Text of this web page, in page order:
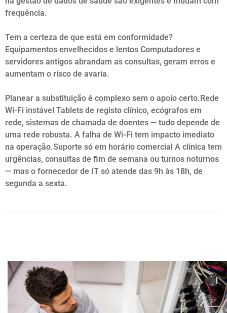
frequência.
Tem a certeza de que está em conformidade?
Equipamentos envelhecidos e lentos Computadores e
servidores antigos abrandam as consultas, geram erros e
aumentam o risco de avaria.
Planear a substituição é complexo sem o apoio certo.Rede
Wi-Fi instável Tablets de registo clínico, ecógrafos em
rede, sistemas de chamada de doentes — tudo depende de
uma rede robusta. A falha de Wi-Fi tem impacto imediato
na operação.Suporte só em horário comercial A clínica tem
urgências, consultas de fim de semana ou turnos noturnos
— mas o fornecedor de IT só atende das 9h às 18h, de
segunda a sexta.